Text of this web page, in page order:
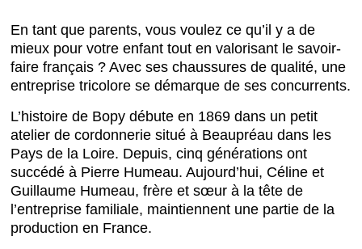
En tant que parents, vous voulez ce qu’il y a de
mieux pour votre enfant tout en valorisant le savoir-
faire français ? Avec ses chaussures de qualité, une
entreprise tricolore se démarque de ses concurrents.
L’histoire de Bopy débute en 1869 dans un petit
atelier de cordonnerie situé à Beaupréau dans les
Pays de la Loire. Depuis, cinq générations ont
succédé à Pierre Humeau. Aujourd’hui, Céline et
Guillaume Humeau, frère et sœur à la tête de
l’entreprise familiale, maintiennent une partie de la
production en France.